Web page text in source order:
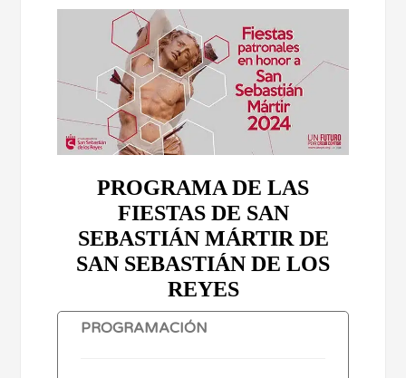
PROGRAMA DE LAS
FIESTAS DE SAN
SEBASTIÁN MÁRTIR DE
SAN SEBASTIÁN DE LOS
REYES
PROGRAMACIÓN